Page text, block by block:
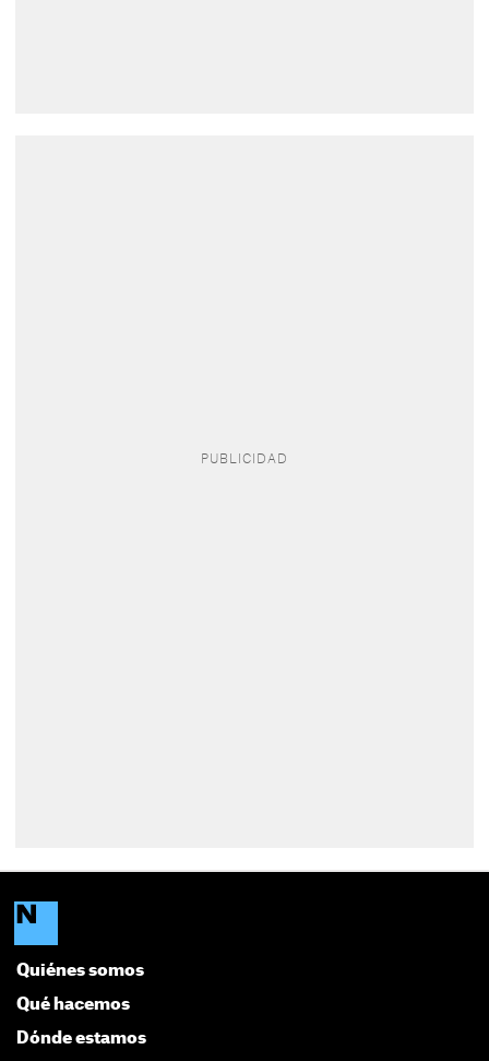
Quiénes somos
Qué hacemos
Dónde estamos